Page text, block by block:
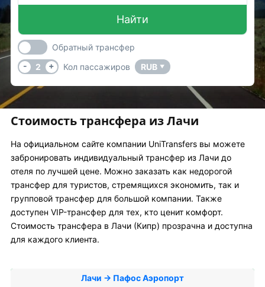
Найти
Обратный трансфер
-
2 + Кол пассажиров RUB ▼
Стоимость трансфера из Лачи
На официальном сайте компании UniTransfers вы можете
забронировать индивидуальный трансфер из Лачи до
отеля по лучшей цене. Можно заказать как недорогой
трансфер для туристов, стремящихся экономить, так и
групповой трансфер для большой компании. Также
доступен VIP-трансфер для тех, кто ценит комфорт.
Стоимость трансфера в Лачи (Кипр) прозрачна и доступна
для каждого клиента.
Лачи → Пафос Аэропорт